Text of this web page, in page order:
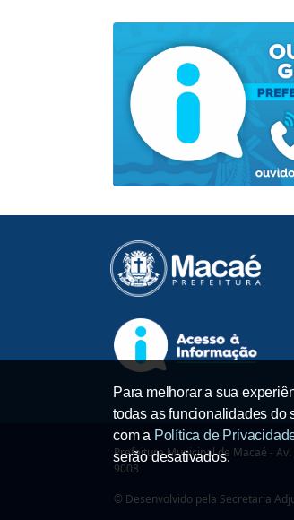
Prefeitura Municipal de Macaé - Av.
9008
© Desenvolvido pela Secretaria
Para melhorar a sua
todas as funcionalidades do
com a Política de
serão desativados.